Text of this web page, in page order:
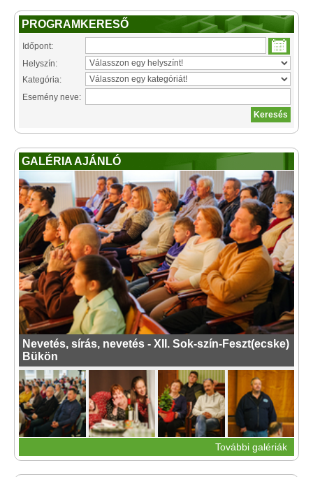
PROGRAMKERESŐ
Időpont:
Helyszín:
Kategória:
Esemény neve:
GALÉRIA AJÁNLÓ
Nevetés, sírás, nevetés - XII. Sok-szín-Feszt(ecske)
Bükön
További galériák